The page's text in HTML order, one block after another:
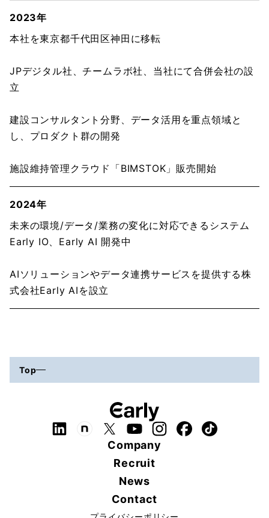
2023年
本社を東京都千代田区神田に移転
JPデジタル社、チームラボ社、当社にて合併会社の設
立
建設コンサルタント分野、データ活用を重点領域と
し、プロダクト群の開発
施設維持管理クラウド「BIMSTOK」販売開始
2024年
未来の環境/データ/業務の変化に対応できるシステム
Early IO、Early AI 開発中
AIソリューションやデータ連携サービスを提供する株
式会社Early AIを設立
Top
Company
Recruit
News
Contact